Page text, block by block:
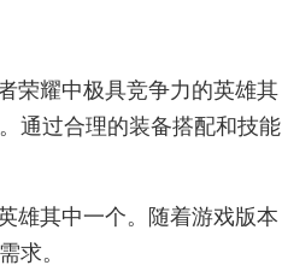
荣耀中极具竞争力的英雄其
通过合理的装备搭配和技能
雄其中一个。随着游戏版本
求。